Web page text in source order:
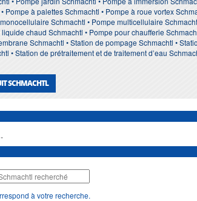
Pompe à palettes Schmachtl • Pompe à roue vortex
Schmachtl • Pompe multicellulaire
chaud Schmachtl • Pompe pour chaufferie
Schmachtl • Station de pompage Schmachtl •
• Station de prétraitement et de traitement d’eau
SCHMACHTL
à votre recherche.